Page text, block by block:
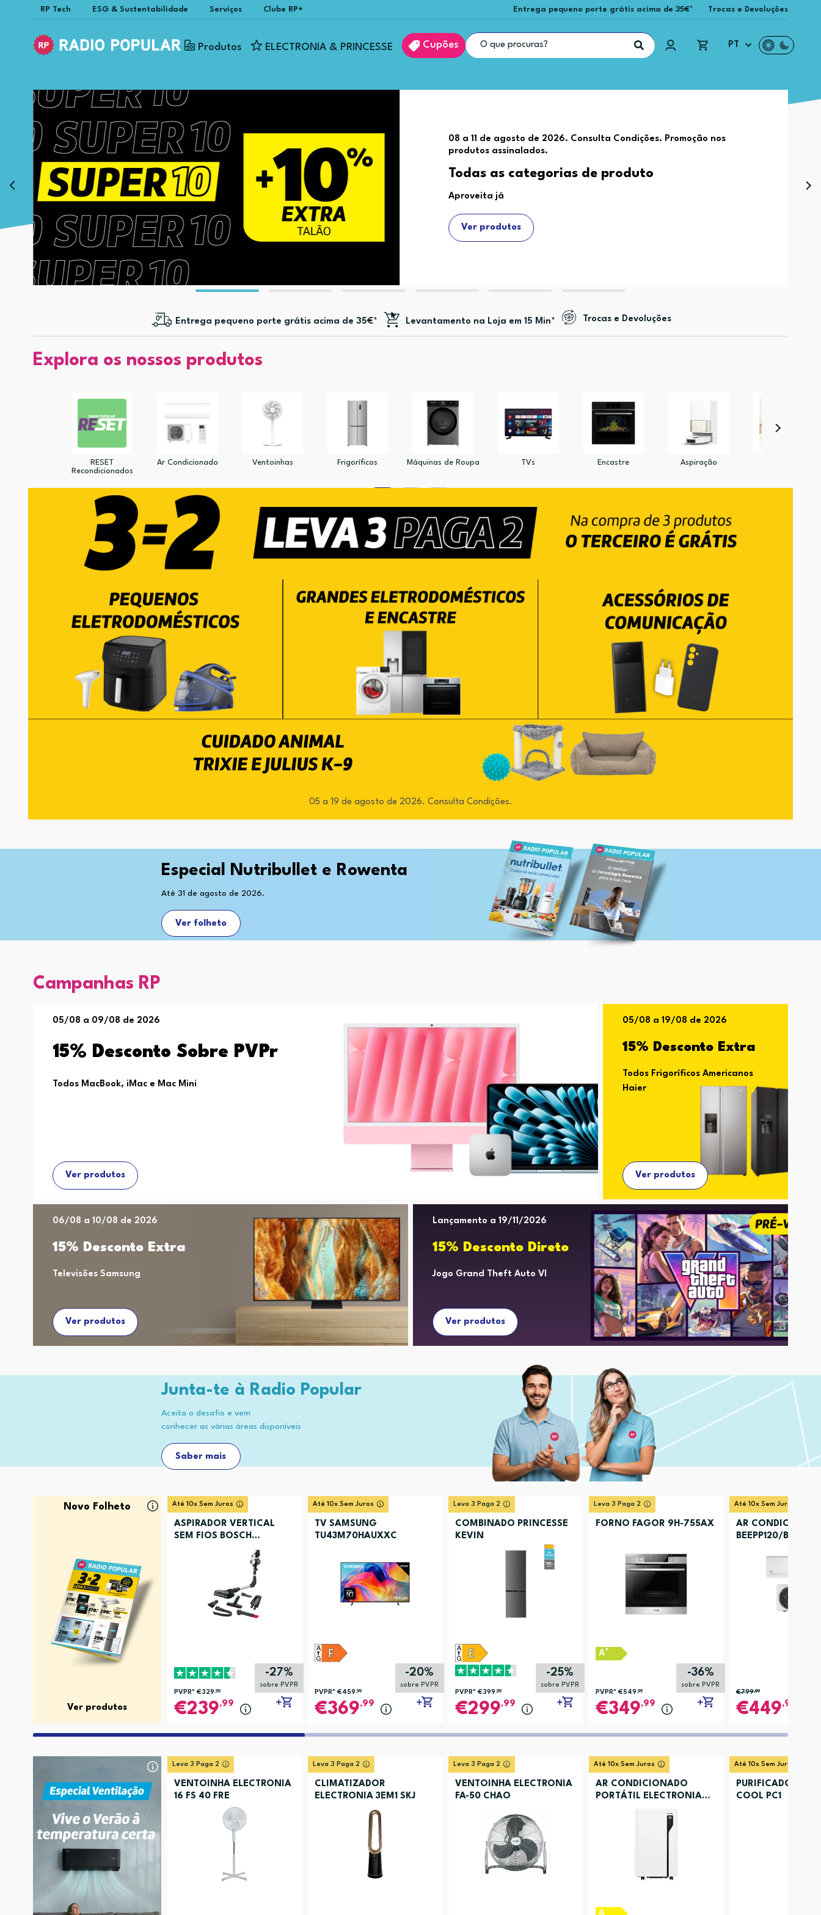
RP Tech ESG & Sustentabilidade Serviços Clube RP+ Entrega pequeno porte grátis acima de 35€* Trocas e Devoluções
Produtos ELECTRONIA & PRINCESSE Cupões PT
08 a 11 de agosto de 2026. Consulta Condições. Promoção nos
produtos assinalados.
Todas as categorias de produto
Aproveita já
Ver produtos
Entrega pequeno porte grátis acima de 35€* Levantamento na Loja em 15 Min* Trocas e Devoluções
Explora os nossos produtos
RESET
Recondicionados
Ar Condicionado Ventoinhas Frigoríficos Máquinas de Roupa TVs Encastre Aspiração
05 a 19 de agosto de 2026. Consulta Condições.
Especial Nutribullet e Rowenta
Até 31 de agosto de 2026.
Ver folheto
Campanhas RP
05/08 a 09/08 de 2026
15% Desconto Sobre PVPr
Todos MacBook, iMac e Mac Mini
Ver produtos
05/08 a 19/08 de 2026
15% Desconto Extra
Todos Frigoríficos Americanos
Haier
Ver produtos
06/08 a 10/08 de 2026
15% Desconto Extra
Televisões Samsung
Ver produtos
Lançamento a 19/11/2026
15% Desconto Direto
Jogo Grand Theft Auto Vl
Ver produtos
Junta-te à Radio Popular
Aceita o desafio e vem
conhecer as várias áreas disponíveis
Saber mais
Novo Folheto
Ver produtos
Até 10x Sem Juros
ASPIRADOR VERTICAL
SEM FIOS BOSCH
-27%
sobre PVPR
PVPR* €329,99
239,99
Até 10x Sem Juros
TV SAMSUNG
TU43M70HAUXXC
-20%
sobre PVPR
PVPR* €459,99
369,99
Leva 3 Paga 2
COMBINADO PRINCESSE
KEVIN
-25%
sobre PVPR
PVPR* €399,99
299,99
Leva 3 Paga 2
FORNO FAGOR 9H-755AX
-36%
sobre PVPR
A+
PVPR* €549,99
349,99
Até 10x Sem Juros
AR
BEEPP120/
€799,99
449,99
Leva 3 Paga 2
VENTOINHA ELECTRONIA
16 FS 40 FRE
Leva 3 Paga 2
CLIMATIZADOR
ELECTRONIA 3EM1 SKJ
Leva 3 Paga 2
VENTOINHA ELECTRONIA
FA-50 CHAO
Até 10x Sem Juros
AR CONDICIONADO
PORTÁTIL ELECTRONIA
Até 10x Sem Juros
PURIFICADOR AR
COOL PC1